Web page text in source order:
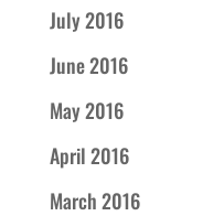
July 2016
June 2016
May 2016
April 2016
March 2016